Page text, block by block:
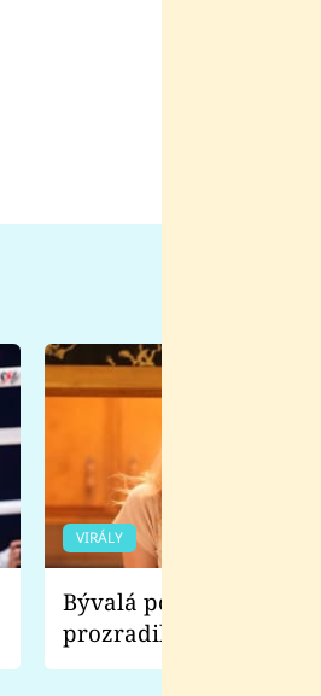
VIRÁLY
Bývalá pornoherečka
prozradila, co ji
natáčení Euforie.